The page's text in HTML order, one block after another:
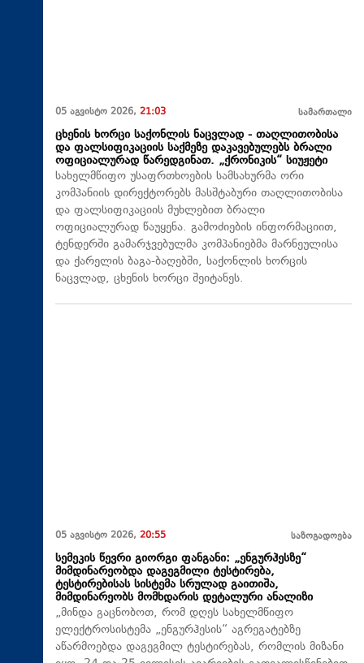
05 აგვისტო 2026, 21:03 სამართალი
ცხენის ხორცი საქონლის ნაცვლად - თაღლითობისა
და ფალსიფიკაციის საქმეზე დაკავებულებს ბრალი
ოფიციალურად წარედგინათ. „ქრონიკის“ სიუჟეტი
სახელმწიფო უსაფრთხოების სამსახურმა ორი
კომპანიის დირექტორებს მასშტაბური თაღლითობისა
და ფალსიფიკაციის მუხლებით ბრალი
ოფიციალურად წაუყენა. გამოძიების ინფორმაციით,
ტენდერში გამარჯვებულმა კომპანიებმა მარნეულისა
და ქარელის ბაგა-ბაღებში, საქონლის ხორცის
ნაცვლად, ცხენის ხორცი შეიტანეს.
05 აგვისტო 2026, 20:55 საზოგადოება
სემეკის წევრი გიორგი ფანგანი: „ენგურჰესზე“
მიმდინარეობდა დაგეგმილი ტესტირება,
ტესტირებისას სისტემა სრულად გაითიშა,
მიმდინარეობს მომხდარის დეტალური ანალიზი
„მინდა გაცნობოთ, რომ დღეს სახელმწიფო
ელექტროსისტემა „ენგურჰესის“ აგრეგატებზე
აწარმოებდა დაგეგმილ ტესტირებას, რომლის მიზანი